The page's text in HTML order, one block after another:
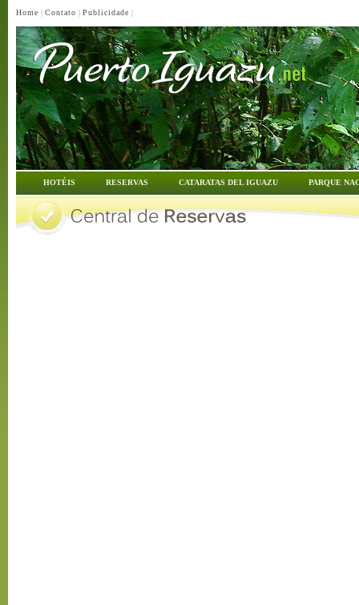
Home | Contato | Publicidade |
HOTÉIS RESERVAS CATARATAS DEL IGUAZU PARQUE